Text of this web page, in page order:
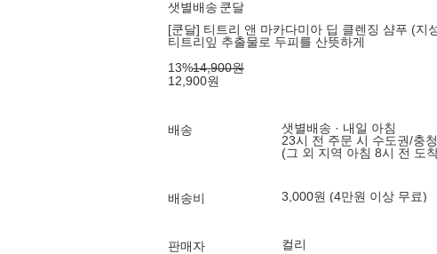
샛별배송 쿤달
[쿤달] 티트리 앤 마카다미아 딥 클렌징 샴푸 (지
티트리잎 추출물로 두피를 산뜻하게
13%14,900원
12,900원
배송
샛별배송 · 내일 아침
23시 전 주문 시 수도권/충
(그 외 지역 아침 8시 전 도
배송비 3,000원 (4만원 이상 무료)
판매자 컬리